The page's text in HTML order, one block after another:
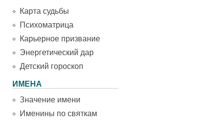
Карта судьбы
Психоматрица
Карьерное призвание
Энергетический дар
Детский гороскоп
ИМЕНА
Значение имени
Именины по святкам